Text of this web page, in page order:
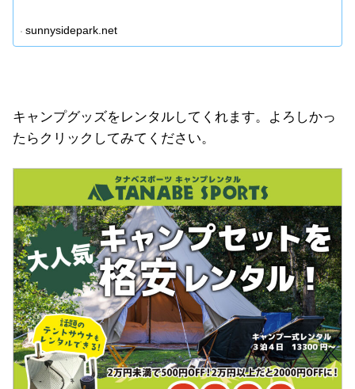
sunnysidepark.net
キャンプグッズをレンタルしてくれます。よろしかっ
たらクリックしてみてください。